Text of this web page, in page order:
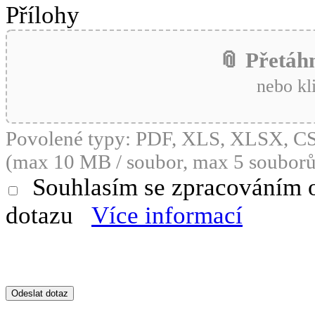
Přílohy
📎
nebo
Povolené typy: PDF, XLS, XLSX,
(max 10 MB / soubor, max 5
Souhlasím se
dotazu
Více informací